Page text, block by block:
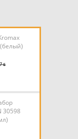
ƃ
30598